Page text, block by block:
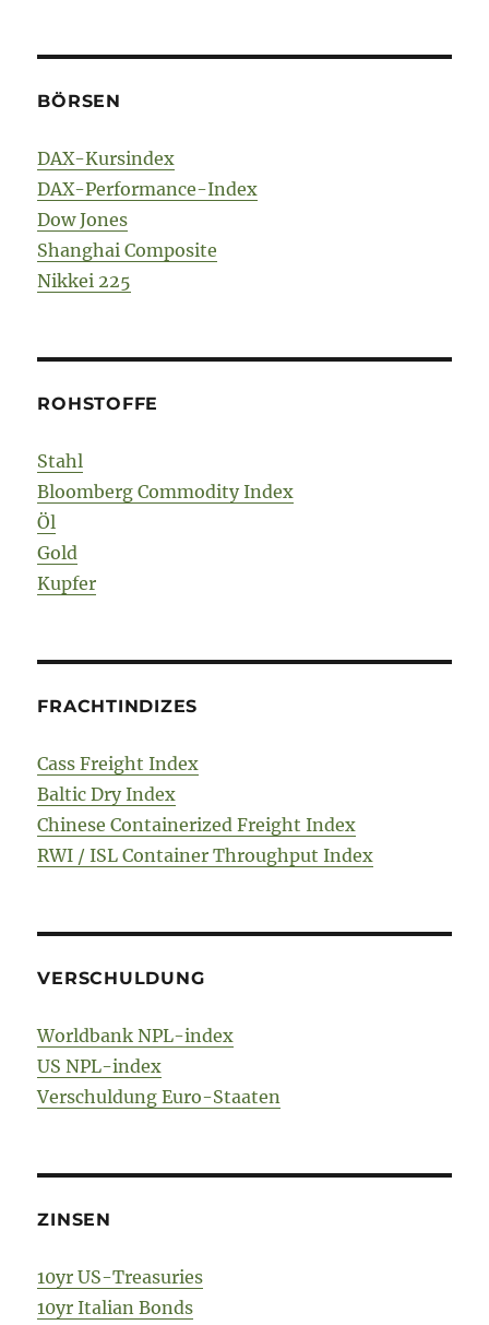
BÖRSEN
DAX-Kursindex
DAX-Performance-Index
Dow Jones
Shanghai Composite
Nikkei 225
ROHSTOFFE
Stahl
Bloomberg Commodity Index
Öl
Gold
Kupfer
FRACHTINDIZES
Cass Freight Index
Baltic Dry Index
Chinese Containerized Freight Index
RWI / ISL Container Throughput Index
VERSCHULDUNG
Worldbank NPL-index
US NPL-index
Verschuldung Euro-Staaten
ZINSEN
10yr US-Treasuries
10yr Italian Bonds